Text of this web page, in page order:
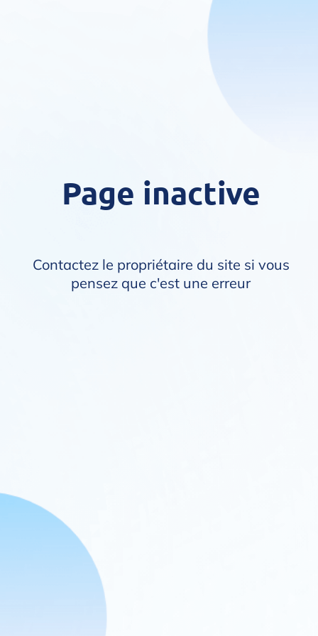
Page inactive
Contactez le propriétaire du site si vous
pensez que c'est une erreur